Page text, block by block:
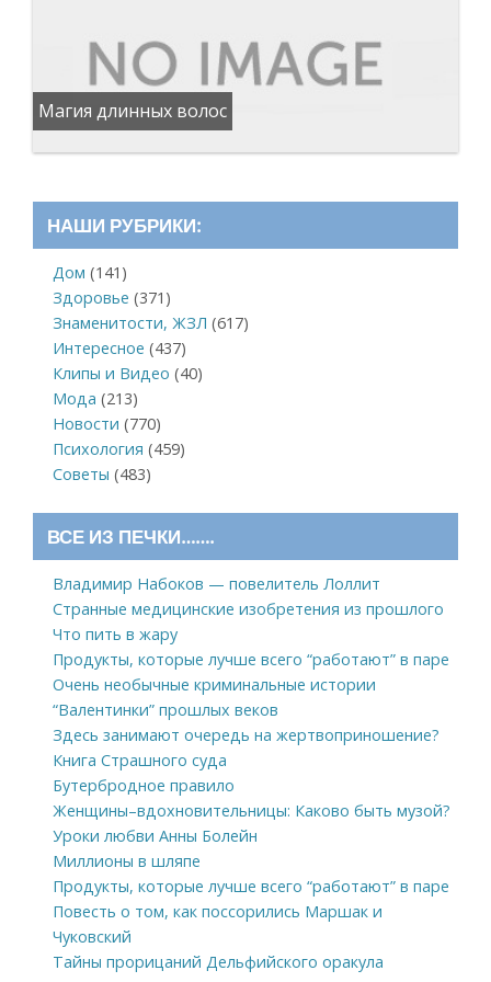
Магия длинных волос
НАШИ РУБРИКИ:
Дом (141)
Здоровье (371)
Знаменитости, ЖЗЛ (617)
Интересное (437)
Клипы и Видео (40)
Мода (213)
Новости (770)
Психология (459)
Советы (483)
ВСЕ ИЗ ПЕЧКИ…….
Владимир Набоков — повелитель Лоллит
Странные медицинские изобретения из прошлого
Что пить в жару
Продукты, которые лучше всего “работают” в паре
Очень необычные криминальные истории
“Валентинки” прошлых веков
Здесь занимают очередь на жертвоприношение?
Книга Страшного суда
Бутербродное правило
Женщины–вдохновительницы: Каково быть музой?
Уроки любви Анны Болейн
Миллионы в шляпе
Продукты, которые лучше всего “работают” в паре
Повесть о том, как поссорились Маршак и
Чуковский
Тайны прорицаний Дельфийского оракула